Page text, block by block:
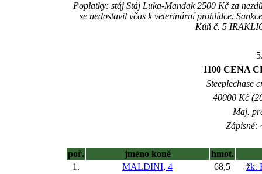
Poplatky: stáj Stáj Luka-Mandak 2500 Kč za
se nedostavil včas k veterinární prohlídce.
Kůň č. 5
1100 CENA
Steeplechase
40000 Kč
Maj.
Zápisné:
poř. jméno koně
hmot.
1.
MALDINI, 4 68,5
žk.